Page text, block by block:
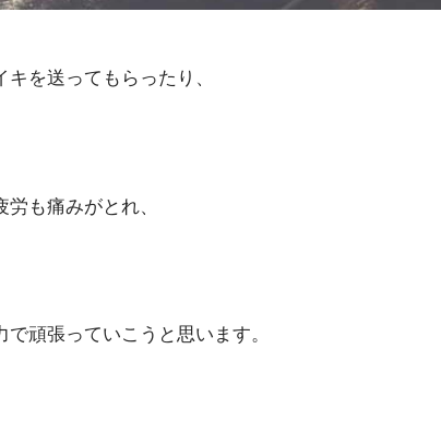
を送ってもらったり、
も痛みがとれ、
で頑張っていこうと思います。